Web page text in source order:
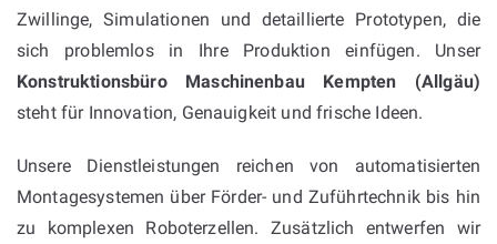
Zwillinge, Simulationen und detaillierte Prototypen, die
sich problemlos in Ihre Produktion einfügen. Unser
Konstruktionsbüro Maschinenbau Kempten (Allgäu)
steht für Innovation, Genauigkeit und frische Ideen.
Unsere Dienstleistungen reichen von automatisierten
Montagesystemen über Förder- und Zuführtechnik bis hin
zu komplexen Roboterzellen. Zusätzlich entwerfen wir